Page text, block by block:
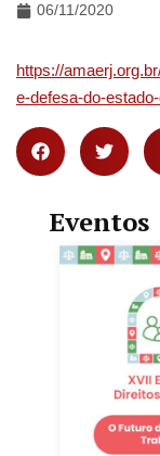
06/11/2020
https://
e-defesa-do-
Eventos